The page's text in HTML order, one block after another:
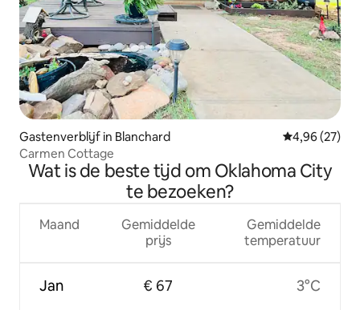
Gastenverblijf in Blanchard Gemiddelde
4,96 (27)
Carmen Cottage
Wat is de beste tijd om Oklahoma City
te bezoeken?
Maand
Jan
Gemiddelde
prijs
€ 67
Gemiddelde
temperatuur
3°C